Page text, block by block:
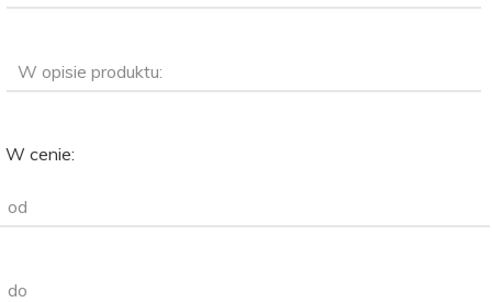
W opisie produktu:
W cenie:
od
do